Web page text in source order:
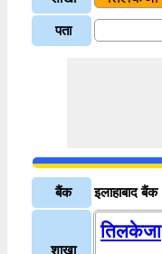
पता
बैंक इलाहाबाद बैंक
शाखा
तिलकेजा